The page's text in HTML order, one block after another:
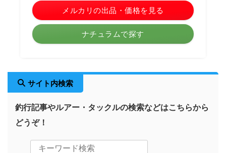
メルカリの出品・価格を見る
ナチュラムで探す
サイト内検索
釣行記事やルアー・タックルの検索などはこちらから
どうぞ！